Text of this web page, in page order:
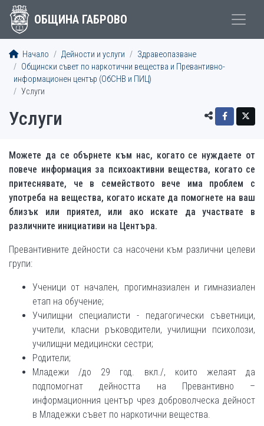
ОБЩИНА ГАБРОВО
Начало Дейности и услуги
Здравеопазване
Общински съвет по наркотични вещества и Превантивно-
информационен център (ОбСНВ и ПИЦ)
Услуги
Услуги
Можете да се обърнете към нас, когато се нуждаете от
повече информация за психоактивни вещества, когато се
притеснявате, че в семейството вече има проблем с
употреба на вещества, когато искате да помогнете на ваш
близък или приятел, или ако искате да участвате в
различните инициативи на Центъра.
Превантивните дейности са насочени към различни целеви
групи:
Ученици от начален, прогимназиален и гимназиален
етап на обучение;
Училищни специалисти - педагогически съветници,
учители, класни ръководители, училищни психолози,
училищни медицински сестри;
Родители;
Младежи /до 29 год. вкл./, които желаят да
подпомогнат дейността на Превантивно –
информационния център чрез доброволческа дейност
в Младежки съвет по наркотични вещества.